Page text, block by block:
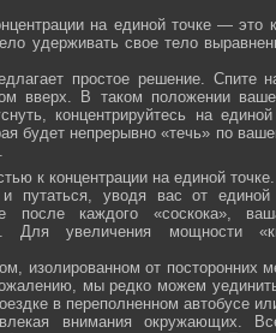
на единой точке — это
удерживать свое тело
простое решение. Спите
вверх. В таком положении
концентрируйтесь на
будет непрерывно «течь» по
к концентрации на единой
путаться, уводя вас от
после каждого «соскока»,
Для увеличения мощности
изолированном от посторонних
мы редко можем
в переполненном автобусе
внимания окружающих.